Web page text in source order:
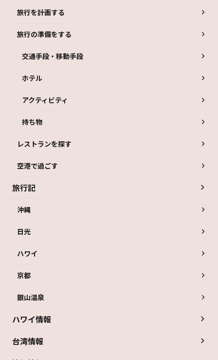
旅行を計画する
旅行の準備をする
交通手段・移動手段
ホテル
アクティビティ
持ち物
レストランを探す
空港で過ごす
旅行記
沖縄
日光
ハワイ
京都
銀山温泉
ハワイ情報
台湾情報